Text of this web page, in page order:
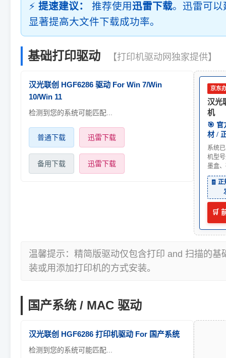
⚡ 提速建议： 推荐使用迅雷下载。迅雷可
显著提高大文件下载成功率。
基础打印驱动 【打印机驱动网独家提供】
汉光联创 HGF6286 驱动 For Win 7/Win
10/Win 11
检测到您的系统可能匹配...
普通下载 迅雷下载
备用下载 迅雷下载
京东
汉光
机
🎯 官
材 /
系统
机型
墨盒
🧾
🛒
温馨提示：精简版驱动仅包含打印 and 扫描的基
装或用添加打印机的方式安装。
国产系统 / MAC 驱动
汉光联创 HGF6286 打印机驱动 For 国产系统
检测到您的系统可能匹配...